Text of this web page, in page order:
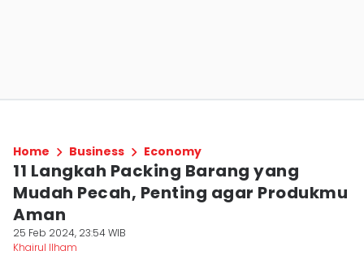
Home Business Economy
11 Langkah Packing Barang yang
Mudah Pecah, Penting agar Produkmu
Aman
25 Feb 2024, 23:54 WIB
Khairul Ilham